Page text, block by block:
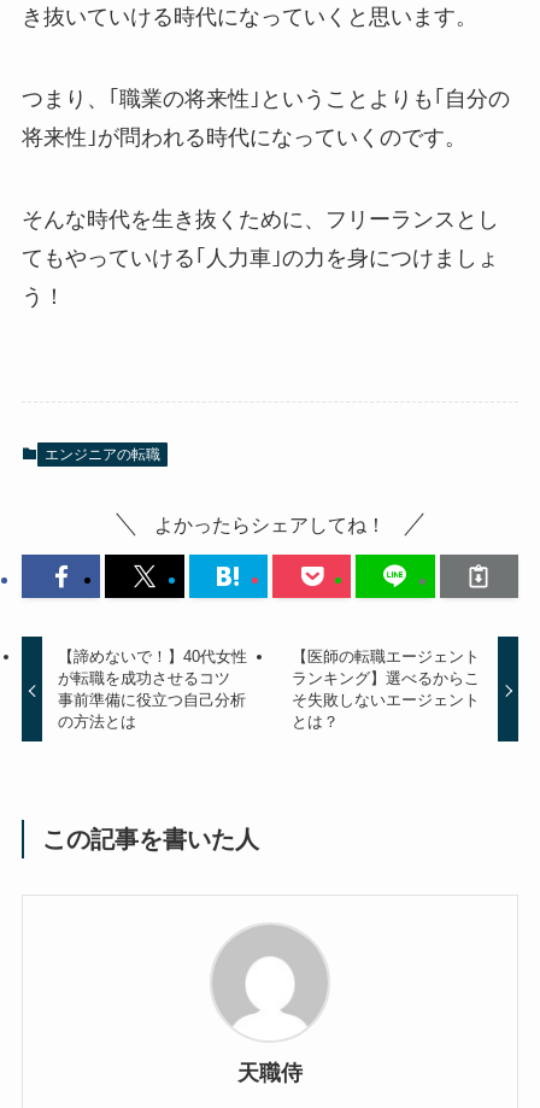
き抜いていける時代になっていくと思います。
つまり、｢職業の将来性｣ということよりも｢自分の
将来性｣が問われる時代になっていくのです。
そんな時代を生き抜くために、フリーランスとし
てもやっていける｢人力車｣の力を身につけましょ
う！
エンジニアの転職
よかったらシェアしてね！
【諦めないで！】40代女性
が転職を成功させるコツ
事前準備に役立つ自己分析
の方法とは
【医師の転職エージェント
ランキング】選べるからこ
そ失敗しないエージェント
とは？
この記事を書いた人
天職侍